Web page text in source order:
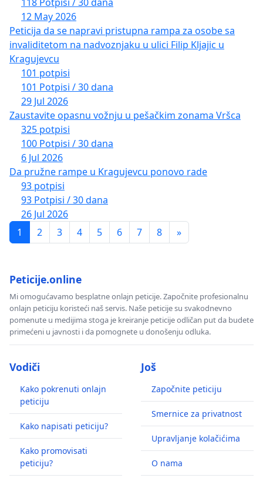
12 May 2026
Peticija da se napravi pristupna rampa za osobe sa
invaliditetom na nadvoznjaku u ulici Filip Kljajic u
Kragujevcu
101 potpisi
101 Potpisi / 30 dana
29 Jul 2026
Zaustavite opasnu vožnju u pešačkim zonama Vršca
325 potpisi
100 Potpisi / 30 dana
6 Jul 2026
Da pružne rampe u Kragujevcu ponovo rade
93 potpisi
93 Potpisi / 30 dana
26 Jul 2026
1
2 3 4 5 6 7 8 »
Peticije.online
Mi omogućavamo besplatne onlajn peticije. Započnite profesionalnu
onlajn peticiju koristeći naš servis. Naše peticije su svakodnevno
pomenute u medijima stoga je kreiranje peticije odličan put da budete
primećeni u javnosti i da pomognete u donošenju odluka.
Vodiči
Kako pokrenuti onlajn
peticiju
Kako napisati peticiju?
Kako promovisati
peticiju?
Još
Započnite peticiju
Smernice za privatnost
Upravljanje kolačićima
O nama